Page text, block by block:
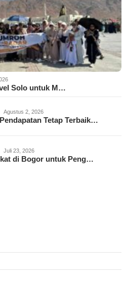
Solo untuk M…
Agustus 2, 2026
Tetap Terbaik…
Juli 23, 2026
di Bogor untuk Peng…